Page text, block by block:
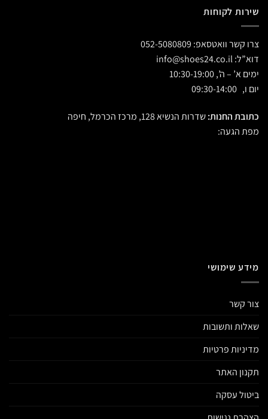
שירות לקוחות
צרו קשר וואטסאפ: 052-5080809
דוא”ל:
ימים א’ – ה’, 10:30-19:00
יום ו, 09:30-14:00
כתובת החנות:שדרות הנשיא 128, מרכז הכרמל, חיפה
מפת הגעה:
מידע שימושי
צור קשר
שאלות ותשובות
מדיניות פרטיות
תקנון האתר
ביטול עסקה